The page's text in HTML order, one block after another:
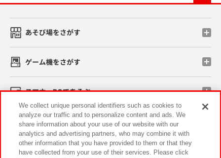
あそび場をさがす
ゲーム機をさがす
スマホ・PCであそぶ
イベント・キャンペーン
We collect unique personal identifiers such as cookies to
analyze our traffic and to personalize content and ads. We
share information about your use of our website with our
analytics and advertising partners, who may combine it with
other information that you have provided to them or that they
have collected from your use of their services. Please click